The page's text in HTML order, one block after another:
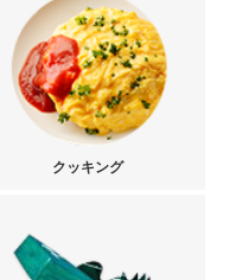
クッキング